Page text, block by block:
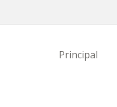
Principal